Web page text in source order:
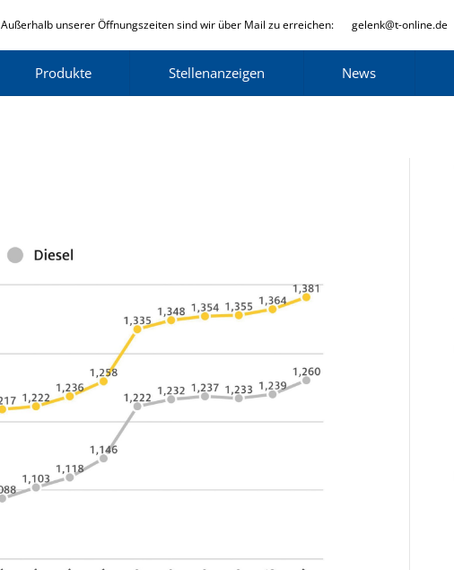
Außerhalb unserer Öffnungszeiten sind wir über Mail zu erreichen: gelenk@t-online.de
Produkte Stellenanzeigen News